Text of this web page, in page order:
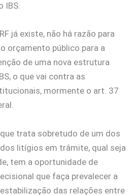
IBS.
já existe, não há razão para
orçamento público para a
de uma nova estrutura
o que vai contra as
mormente o art. 37
trata sobretudo de um dos
litígios em trâmite, qual seja
tem a oportunidade de
que faça prevalecer a
das relações entre